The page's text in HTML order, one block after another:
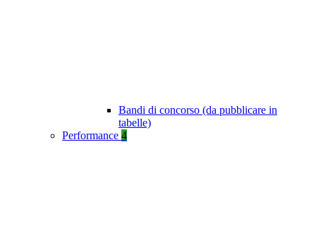
Bandi di concorso (da pubblicare in
tabelle)
Performance 4